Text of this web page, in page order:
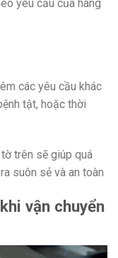
yêu cầu của hãng
các yêu cầu khác
tật, hoặc thời
trên sẽ giúp quá
suôn sẻ và an toàn
vận chuyển